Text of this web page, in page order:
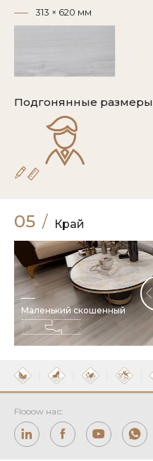
313 × 620 мм
Подгонянные размеры
05 / Край
Маленький скошенный
Flooow нас: